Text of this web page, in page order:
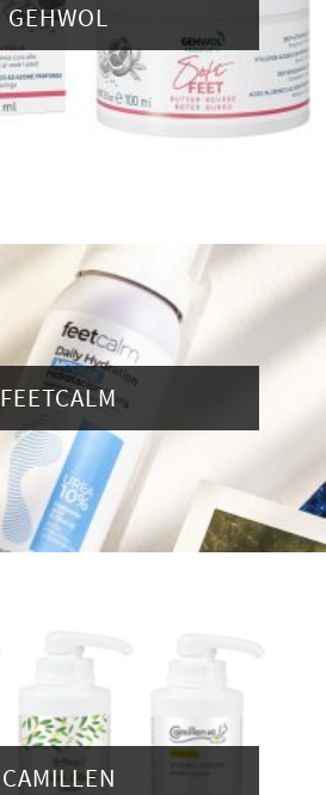
GEHWOL
FEETCALM
CAMILLEN